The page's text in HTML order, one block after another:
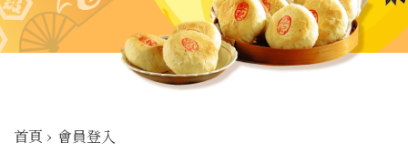
首頁 › 會員登入